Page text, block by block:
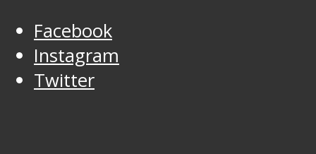
Facebook
Instagram
Twitter